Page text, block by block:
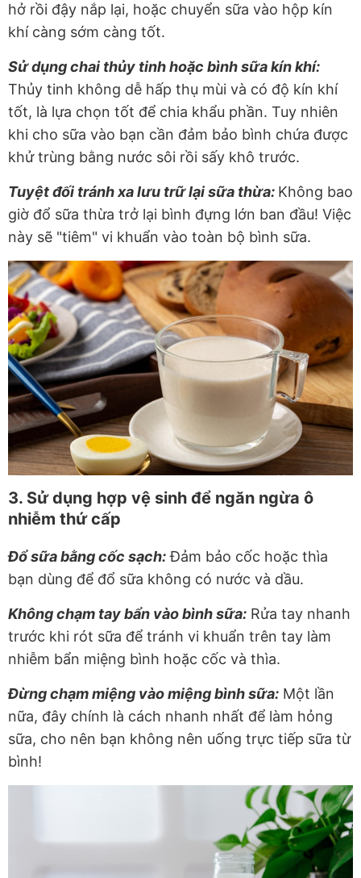
hở rồi đậy nắp lại, hoặc chuyển sữa vào hộp kín
khí càng sớm càng tốt.
Sử dụng chai thủy tinh hoặc bình sữa kín khí:
Thủy tinh không dễ hấp thụ mùi và có độ kín khí
tốt, là lựa chọn tốt để chia khẩu phần. Tuy nhiên
khi cho sữa vào bạn cần đảm bảo bình chứa được
khử trùng bằng nước sôi rồi sấy khô trước.
Tuyệt đối tránh xa lưu trữ lại sữa thừa: Không bao
giờ đổ sữa thừa trở lại bình đựng lớn ban đầu! Việc
này sẽ "tiêm" vi khuẩn vào toàn bộ bình sữa.
3. Sử dụng hợp vệ sinh để ngăn ngừa ô
nhiễm thứ cấp
Đổ sữa bằng cốc sạch:Đảm bảo cốc hoặc thìa
bạn dùng để đổ sữa không có nước và dầu.
Không chạm tay bẩn vào bình sữa: Rửa tay nhanh
trước khi rót sữa để tránh vi khuẩn trên tay làm
nhiễm bẩn miệng bình hoặc cốc và thìa.
Đừng chạm miệng vào miệng bình sữa: Một lần
nữa, đây chính là cách nhanh nhất để làm hỏng
sữa, cho nên bạn không nên uống trực tiếp sữa từ
bình!